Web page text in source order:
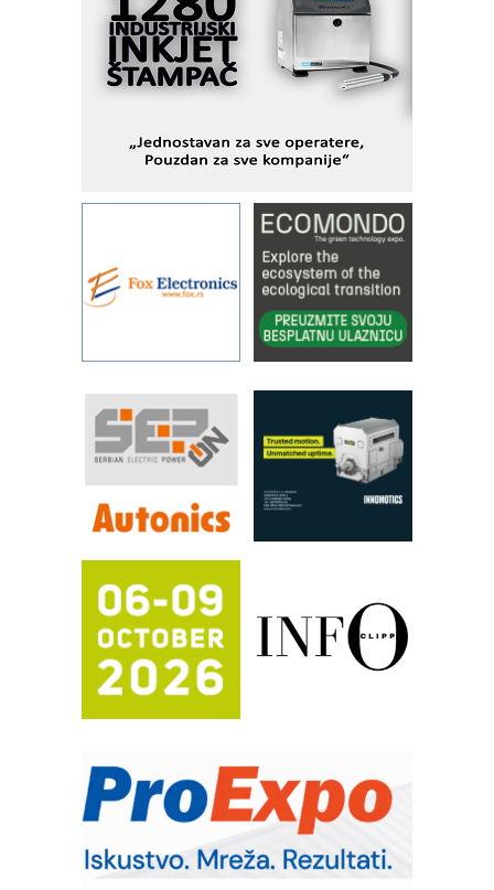
KIP KOP – napredna rešenja za
savremene industrijske i logističke
objekte
Alba d.o.o. – 35 godina preciznosti u
IBeRTIM - oprema za ispitivanje
STAUFF – Komponente koje
povećavaju pouzdanost hidrauličkih
YAMADA pumpe – japanska
pouzdanost u transferu fluida
Filtration Group Industrial – Napredna
rešenja za filtraciju u hidrauličkim i
RILINEX kompanije Rittal
FANUC: Najbolje za vašu pametnu
automatizaciju
Efikasno upravljanje energijom
Automatizacija pakovanja · Display
Potpuna efikasnost bez složenih
sistema
Trajna oznaka kao dugoročna korist
Bezbednost na prvom mestu!
IB BLUMENAUER - više od 40 godina
poverenja u industriji
– Pametna signalizacija za efikasnije
upravljanje mašinama
Sigurnije ispitivanje transformatora u
solarnim elektranama i vetroparkovima
Pranje točkova na gradilištu- standard